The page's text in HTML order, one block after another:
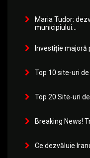
Maria Tudor:
municipiului...
Investiție majoră
Top 10 site-uri de
Top 20 Site-uri
Breaking News!
Ce dezvăluie